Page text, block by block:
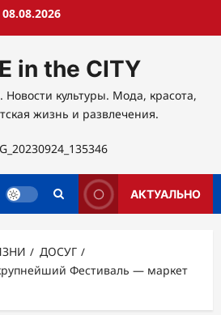
08.08.2026
in the CITY
Новости культуры. Мода, красота,
жизнь и развлечения.
АКТУАЛЬНО
ДОСУГ
Фестиваль — маркет